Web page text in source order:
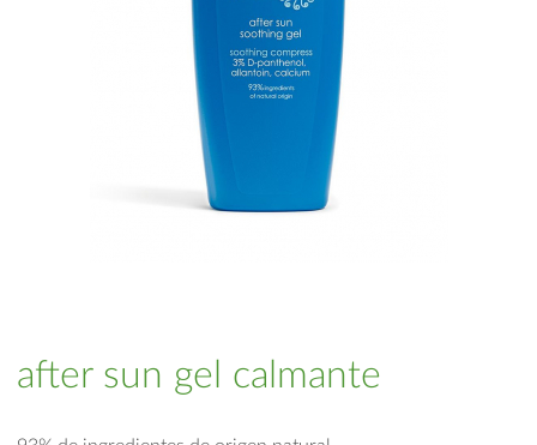
after sun gel calmante